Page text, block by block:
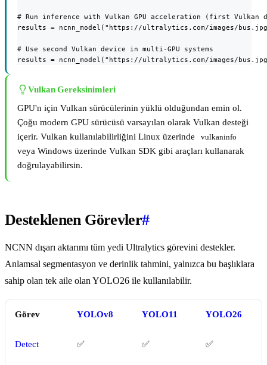
# Run inference with Vulkan GPU acceleration (first Vulkan
results = ncnn_model("https://ultralytics.com/images/
# Use second Vulkan device in multi-GPU systems
results = ncnn_model("https://ultralytics.com/images/
Vulkan Gereksinimleri
GPU'n için Vulkan sürücülerinin yüklü olduğundan emin ol.
Çoğu modern GPU sürücüsü varsayılan olarak Vulkan desteği
içerir. Vulkan kullanılabilirliğini Linux üzerinde
vulkaninfo
veya Windows üzerinde Vulkan SDK gibi araçları kullanarak
doğrulayabilirsin.
Desteklenen Görevler#
NCNN dışarı aktarımı tüm yedi Ultralytics görevini destekler.
Anlamsal segmentasyon ve derinlik tahmini, yalnızca bu başlıklara
sahip olan tek aile olan YOLO26 ile kullanılabilir.
Görev YOLOv8 YOLO11 YOLO26
Detect ✅ ✅ ✅